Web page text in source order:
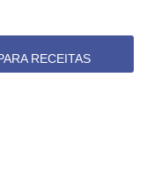
RECEITAS